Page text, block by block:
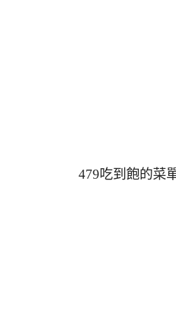
479吃到飽的菜